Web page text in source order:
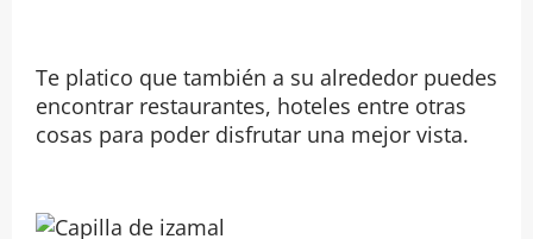
Te platico que también a su alrededor puedes
encontrar restaurantes, hoteles entre otras
cosas para poder disfrutar una mejor vista.